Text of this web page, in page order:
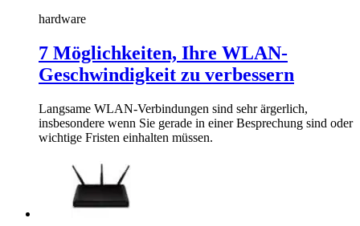
hardware
7 Möglichkeiten, Ihre WLAN-
Geschwindigkeit zu verbessern
Langsame WLAN-Verbindungen sind sehr ärgerlich,
insbesondere wenn Sie gerade in einer Besprechung sind oder
wichtige Fristen einhalten müssen.